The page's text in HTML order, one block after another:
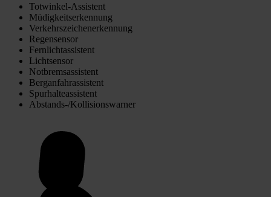
Totwinkel-Assistent
Müdigkeitserkennung
Verkehrszeichenerkennung
Regensensor
Fernlichtassistent
Lichtsensor
Notbremsassistent
Berganfahrassistent
Spurhalteassistent
Abstands-/Kollisionswarner